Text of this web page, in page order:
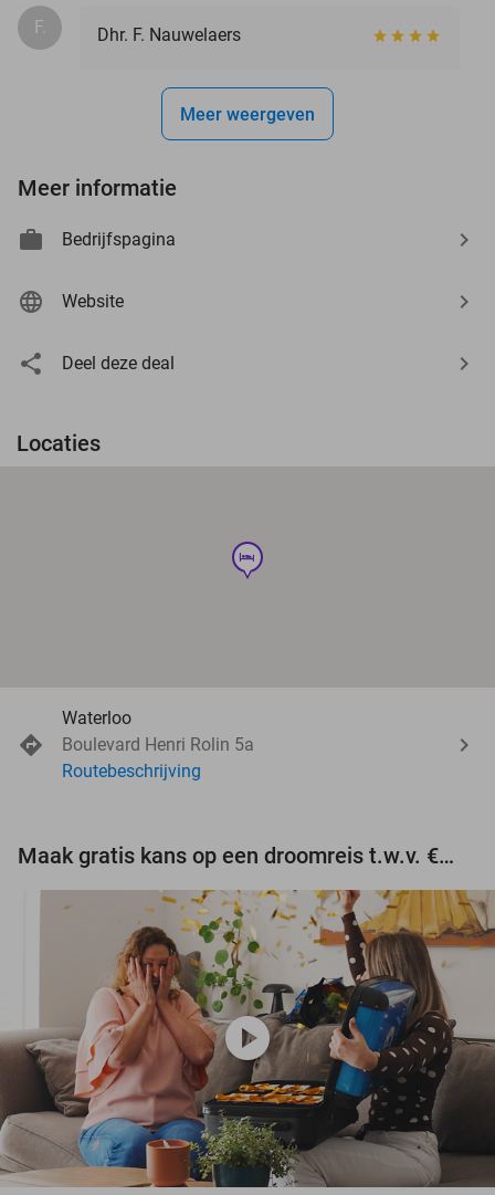
F. Dhr. F. Nauwelaers
Meer weergeven
Meer informatie
Bedrijfspagina
Website
Deel deze deal
Locaties
hotel
Waterloo
Boulevard Henri Rolin 5a
Routebeschrijving
Maak gratis kans op een droomreis t.w.v. €3.000!
play_circle